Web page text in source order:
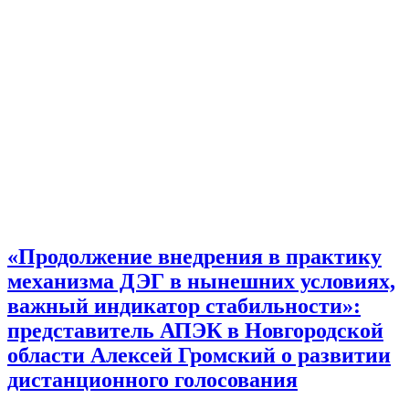
«Продолжение внедрения в практику
механизма ДЭГ в нынешних условиях,
важный индикатор стабильности»:
представитель АПЭК в Новгородской
области Алексей Громский о развитии
дистанционного голосования